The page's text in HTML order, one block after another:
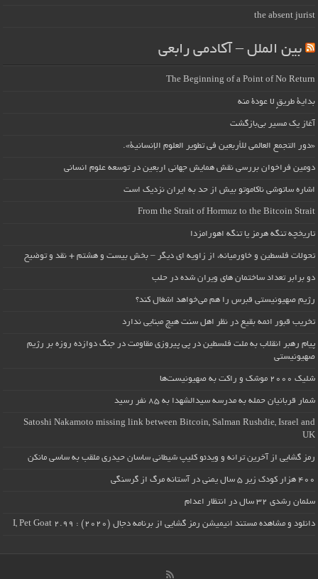
the absent jurist
بین الملل – آکادمی رابعی
The Beginning of a Point of No Return
بداية طريقٍ لا عودة منه
آغاز یک مسیر بی‌بازگشت
«دور التجمع العالمي للأربعين في تطوير العلوم الإنسانية».
دومین فراخوان بررسی نقش همایش جهانی اربعین در توسعه علوم انسانی
اشاره ساتوشی ناکاموتو بیش از حد به ایران نزدیک است
From the Strait of Hormuz to the Bitcoin Strait
تاریخچه تنگه هرمز یا تنگه اهورامزدا
تحولات فلسطین و خاورمیانه، از زاویه ای دیگر – بخش بیست و هشتم + نقد و توضیح
دو برابر تعداد ساختمان های ویران شده در حلب
رژیم صهیونیستی قبرس را هم می‌خواهد اشغال کند؟
تخریب قبور ائمه بقیع در نظر اهل سنت هیچ مبنایی ندارد
پیام رهبر انقلاب به ملت فلسطین در پی پیروزی مقاومت در جنگ دوازده روزه بر رژیم
صهیونیستی
شلیک ۲۰۰۰ موشک و راکت به صهیونیست‌ها
شمار قربانیان حمله به مدرسه سیدالشهدا به ۸۵ نفر رسید
Satoshi Nakamoto missing link between Bitcoin, Salman Rushdie, Israel and
UK
رمز گشایی از آخرین ترانه و ویدئو کلیپ شیطانی ساسان حیدری ملقب به ساسی مانکن
۴۰۰ هزار کودک زیر ۵ سال یمنی در آستانه مرگ از گرسنگی
سلمان رشدی ۳۲ سال در انتظار اعدام
دانلود و مشاهده مستند انیمیشن رمز گشایی از برنامه دجال (۲۰۲۰) : I, Pet Goat 2.99